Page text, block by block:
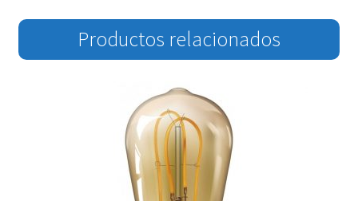
Productos relacionados